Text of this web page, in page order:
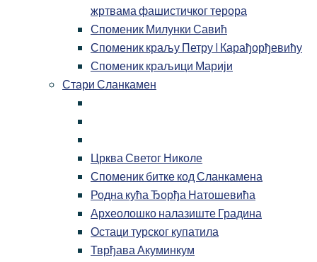
жртвама фашистичког терора
Споменик Милунки Савић
Споменик краљу Петру I Карађорђевићу
Споменик краљици Марији
Стари Сланкамен
Црква Светог Николе
Споменик битке код Сланкамена
Родна кућа Ђорђа Натошевића
Археолошко налазиште Градина
Остаци турског купатила
Тврђава Акуминкум